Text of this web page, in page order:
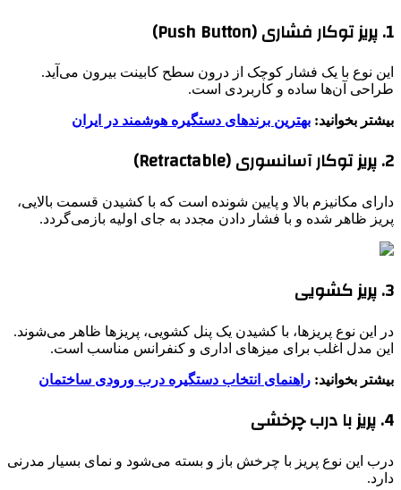
1. پریز توکار فشاری (Push Button)
این نوع با یک فشار کوچک از درون سطح کابینت بیرون می‌آید.
طراحی آن‌ها ساده و کاربردی است.
بیشتر بخوانید: بهترین برندهای دستگیره هوشمند در ایران
2. پریز توکار آسانسوری (Retractable)
دارای مکانیزم بالا و پایین شونده است که با کشیدن قسمت بالایی،
پریز ظاهر شده و با فشار دادن مجدد به جای اولیه بازمی‌گردد.
3. پریز کشویی
در این نوع پریزها، با کشیدن یک پنل کشویی، پریزها ظاهر می‌شوند.
این مدل اغلب برای میزهای اداری و کنفرانس مناسب است.
بیشتر بخوانید: راهنمای انتخاب دستگیره درب ورودی ساختمان
4. پریز با درب چرخشی
درب این نوع پریز با چرخش باز و بسته می‌شود و نمای بسیار مدرنی
دارد.